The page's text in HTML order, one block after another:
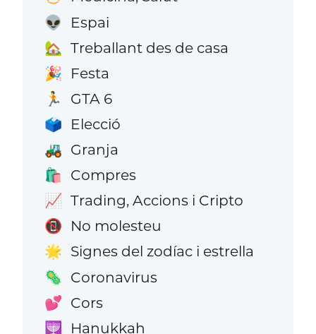
👽 Espai
🏡 Treballant des de casa
🎉 Festa
🏃 GTA 6
🗳️ Elecció
🚜 Granja
🛍️ Compres
📈 Trading, Accions i Cripto
📵 No molesteu
🌟 Signes del zodíac i estrella
🦠 Coronavirus
💕 Cors
🕎 Hanukkah